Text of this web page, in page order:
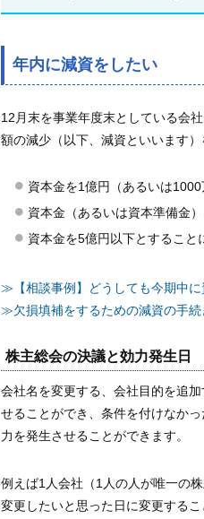
年内に減資をしたい
12月末を事業年度末としている会
額の減少（以下、減資といいます
資本金を1億円（あるいは
資本金（あるいは資本準備金
資本金を5億円以下とすること
≫【相談事例】どうしても今期中
≫欠損填補をするための減資の手
株主総会の決議と効力発生日
会社名を変更する、会社目的を追
せることができ、条件を付けなか
力を発生させることができます。
例えば1人会社（1人の人が唯一の
変更したいと思った日に変更するこ